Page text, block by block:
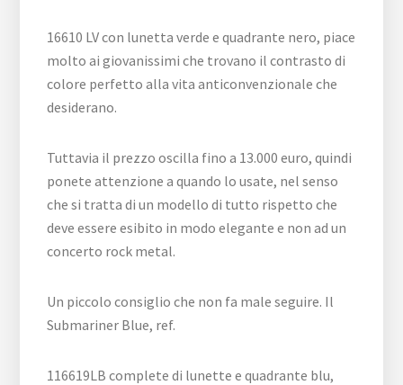
16610 LV con lunetta verde e quadrante nero, piace
molto ai giovanissimi che trovano il contrasto di
colore perfetto alla vita anticonvenzionale che
desiderano.
Tuttavia il prezzo oscilla fino a 13.000 euro, quindi
ponete attenzione a quando lo usate, nel senso
che si tratta di un modello di tutto rispetto che
deve essere esibito in modo elegante e non ad un
concerto rock metal.
Un piccolo consiglio che non fa male seguire. Il
Submariner Blue, ref.
116619LB complete di lunette e quadrante blu,